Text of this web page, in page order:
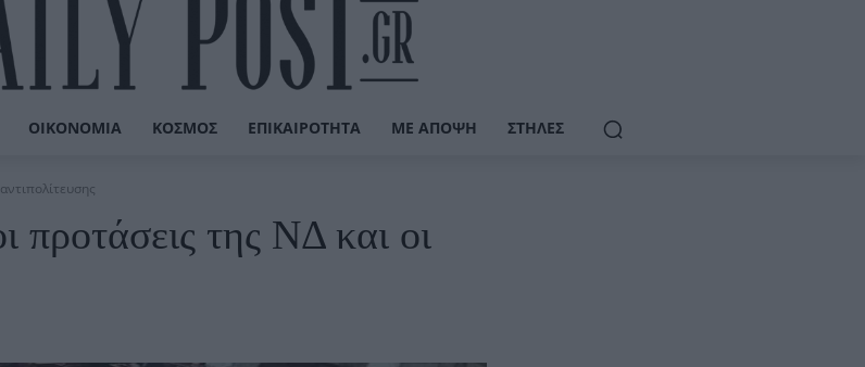
ΟΙΚΟΝΟΜΊΑ ΚΌΣΜΟΣ ΕΠΙΚΑΙΡΌΤΗΤΑ ΜΕ ΆΠΟΨΗ ΣΤΉΛΕΣ
της ΝΔ και οι